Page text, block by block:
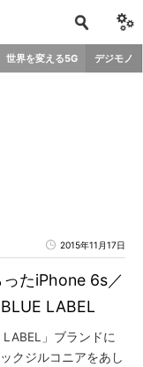
世界を変える5G デジモノ
2015年11月17日
たiPhone 6s／
LABEL
」ブランドに
クジルコニアをあし